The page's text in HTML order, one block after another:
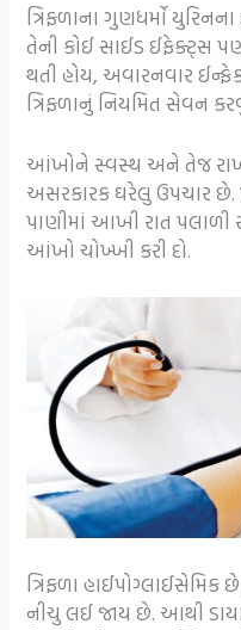
ત્રિફળાના ગુણધર્મો
તેની કોઈ સાઈડ ઈફેક્ટ્સ
થતી હોય, અવારનવાર
ત્રિફળાનું નિયમિત સેવન
આંખોને સ્વસ્થ અને તેજ
અસરકારક ઘરેલુ ઉપચાર છે.
પાણીમાં આખી રાત પલાળી
આંખો ચોખ્ખી કરી દો.
ત્રિફળા
નીચુ લઈ જાય છે. આથી